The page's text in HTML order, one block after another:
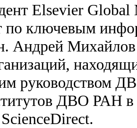
Elsevier
по ключевым
Андрей Михайлов
руководством
ДВО РАН в